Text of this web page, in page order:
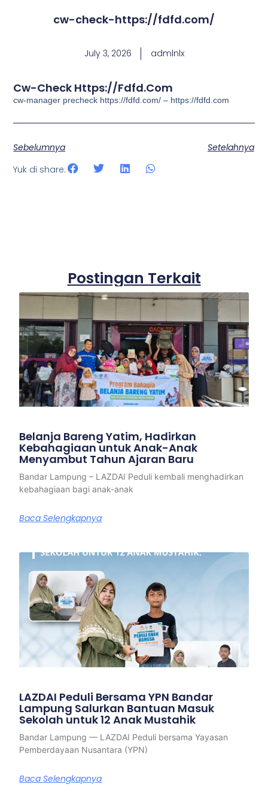
cw-check-https://fdfd.com/
July 3, 2026 admlnlx
Cw-Check Https://fdfd.com
cw-manager precheck https://fdfd.com/ – https://fdfd.com
Sebelumnya
Setelahnya
Yuk di share:
Postingan Terkait
Belanja Bareng Yatim, Hadirkan
Kebahagiaan untuk Anak-Anak
Menyambut Tahun Ajaran Baru
Bandar Lampung – LAZDAI Peduli kembali menghadirkan
kebahagiaan bagi anak-anak
Baca Selengkapnya
LAZDAI Peduli Bersama YPN Bandar
Lampung Salurkan Bantuan Masuk
Sekolah untuk 12 Anak Mustahik
Bandar Lampung — LAZDAI Peduli bersama Yayasan
Pemberdayaan Nusantara (YPN)
Baca Selengkapnya